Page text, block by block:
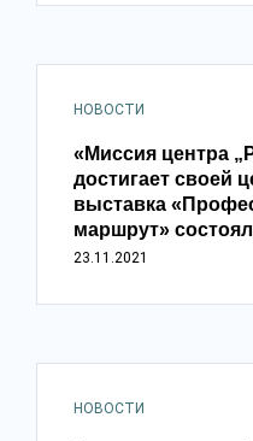
НОВОСТИ
«Миссия центра
достигает своей
выставка
маршрут»
23.11.2021
НОВОСТИ